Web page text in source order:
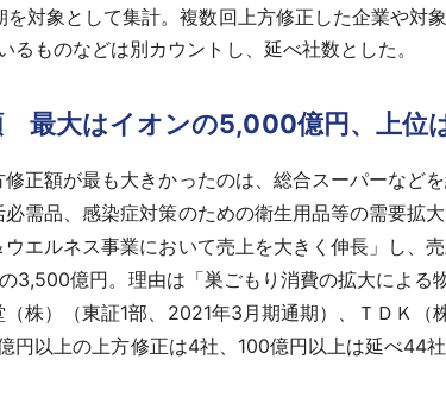
を対象として集計。複数回上方修正した企業や対
るものなどは別カウントし、延べ社数とした。
最大はイオンの5,000億円、上位
正額が最も大きかったのは、総合スーパーなど
需品、感染症対策のための衛生用品等の需要拡
エルネス事業において売上を大きく伸長」し、
3,500億円。理由は「巣ごもり消費の拡大による
株）（東証1部、2021年3月期通期）、ＴＤＫ（
円以上の上方修正は4社、100億円以上は延べ44社